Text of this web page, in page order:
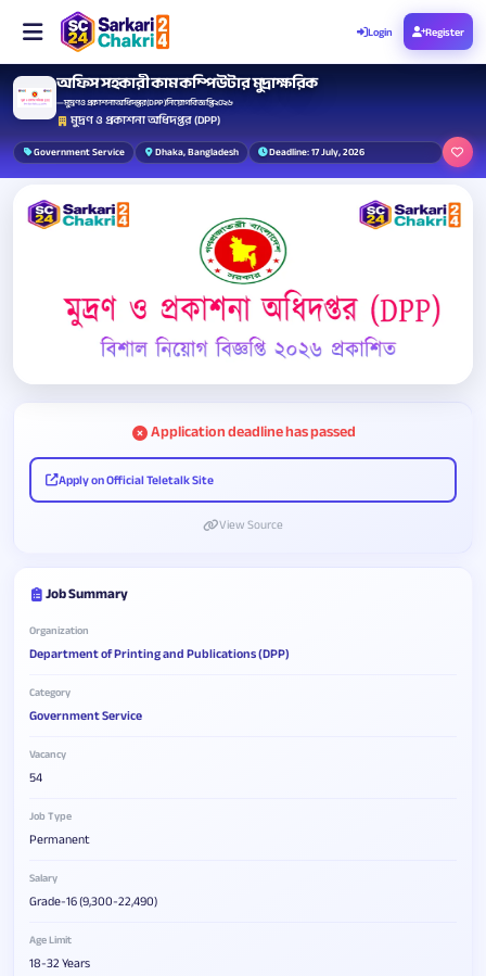
Login Register
অফিস সহকারী কাম কম্পিউটার মুদ্রাক্ষরিক
— মুদ্রণ ও প্রকাশনা অধিদপ্তর (DPP) নিয়োগ বিজ্ঞপ্তি ২০২৬
মুদ্রণ ও প্রকাশনা অধিদপ্তর (DPP)
Government Service Dhaka, Bangladesh Deadline: 17 July, 2026
Application deadline has passed
Apply on Official Teletalk Site
View Source
Job Summary
Organization
Department of Printing and Publications (DPP)
Category
Government Service
Vacancy
54
Job Type
Permanent
Salary
Grade-16 (9,300-22,490)
Age Limit
18-32 Years